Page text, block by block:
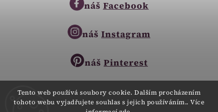
Tento web používá soubory cookie. Dalším procházením
tohoto webu vyjadřujete souhlas s jejich používáním.. Více
náš Facebook
náš Instagram
náš Pinterest
Copyright © 2023